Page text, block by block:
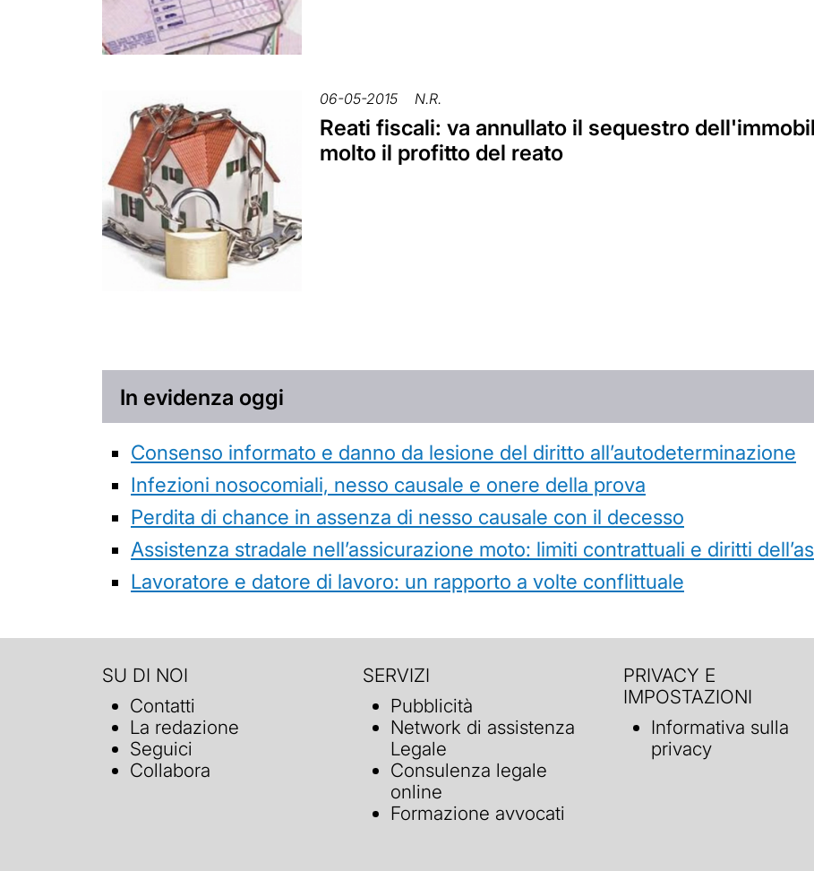
06-05-2015 N.R.
Reati fiscali: va annullato il sequestro
molto il profitto del reato
In evidenza oggi
Consenso informato e danno da lesione del diritto all’autodeterminazione
Infezioni nosocomiali, nesso causale e onere della prova
Perdita di chance in assenza di nesso causale con il decesso
Assistenza stradale nell’assicurazione moto: limiti contrattuali e diritti
Lavoratore e datore di lavoro: un rapporto a volte conflittuale
SU DI NOI
Contatti
La redazione
Seguici
Collabora
SERVIZI
Pubblicità
Network di assistenza
Legale
Consulenza legale
online
Formazione avvocati
PRIVACY E
IMPOSTAZIONI
Informativa sulla
privacy